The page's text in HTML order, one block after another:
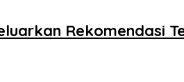
Rekomendasi